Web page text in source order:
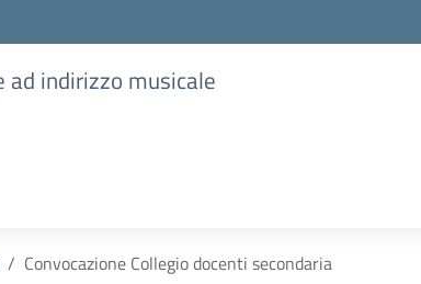
ad indirizzo musicale
Convocazione Collegio docenti secondaria